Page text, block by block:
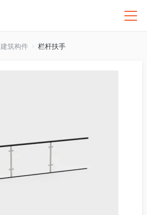
建筑构件 栏杆扶手